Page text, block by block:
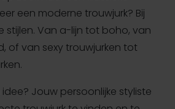
een moderne trouwjurk? Bij
stijlen. Van a-lijn tot boho, van
of van sexy trouwjurken tot
Jouw persoonlijke styliste